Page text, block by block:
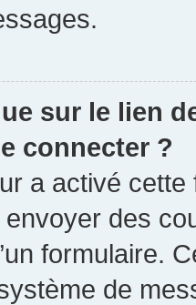
sur le lien
connecter ?
a activé
des
formulaire.
de